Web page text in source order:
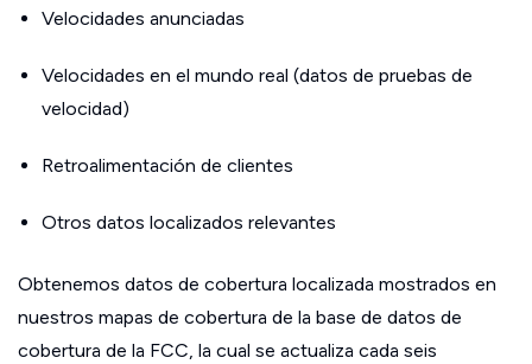
Velocidades anunciadas
Velocidades en el mundo real (datos de pruebas de
velocidad)
Retroalimentación de clientes
Otros datos localizados relevantes
Obtenemos datos de cobertura localizada mostrados en
nuestros mapas de cobertura de la base de datos de
cobertura de la FCC, la cual se actualiza cada seis